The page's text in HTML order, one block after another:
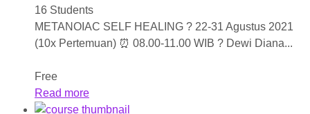
16 Students
METANOIAC SELF HEALING ? 22-31 Agustus 2021
(10x Pertemuan) ⏰ 08.00-11.00 WIB ?️ Dewi Diana...
Free
Read more